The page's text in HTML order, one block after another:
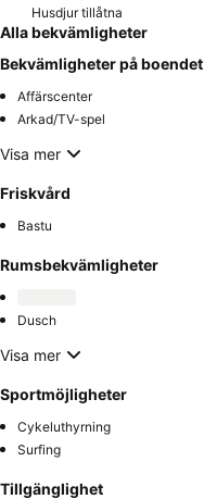
Husdjur tillåtna
Alla bekvämligheter
Bekvämligheter på boendet
Affärscenter
Arkad/TV-spel
Visa mer
Friskvård
Bastu
Rumsbekvämligheter
Dusch
Visa mer
Sportmöjligheter
Cykeluthyrning
Surfing
Tillgänglighet